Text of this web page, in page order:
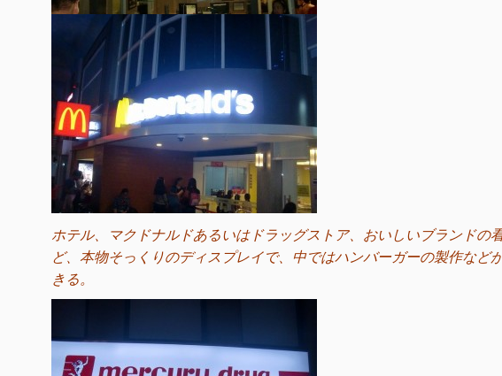
ホテル、マクドナルドあるいはドラッグストア、おいしいブランドの
ど、本物そっくりのディスプレイで、中ではハンバーガーの製作など
きる。